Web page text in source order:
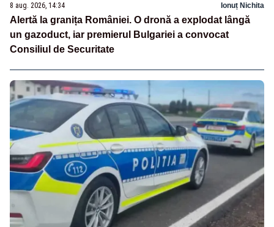
8 aug. 2026, 14:34 Ionuț Nichita
Alertă la granița României. O dronă a explodat lângă
un gazoduct, iar premierul Bulgariei a convocat
Consiliul de Securitate